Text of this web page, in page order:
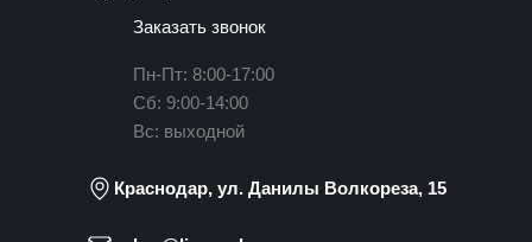
Заказать звонок
Пн-Пт: 8:00-17:00
Сб: 9:00-14:00
Вс: выходной
Краснодар, ул. Данилы Волкореза, 15